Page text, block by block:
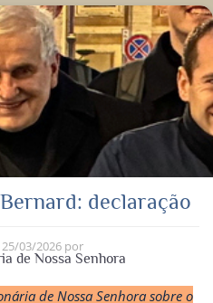
declaração
25/03/2026 por
de Nossa Senhora
de Nossa Senhora sobre o